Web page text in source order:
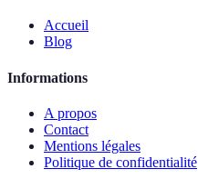
Accueil
Blog
Informations
A propos
Contact
Mentions légales
Politique de confidentialité